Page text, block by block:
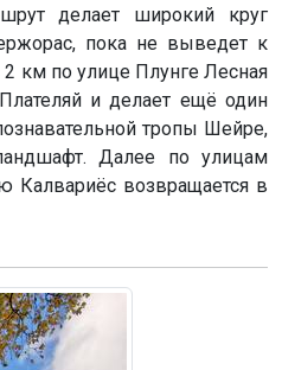
делает широкий круг
пока не выведет к
км по улице Плунге Лесная
и делает ещё один
тропы Шейре,
Далее по улицам
возвращается в